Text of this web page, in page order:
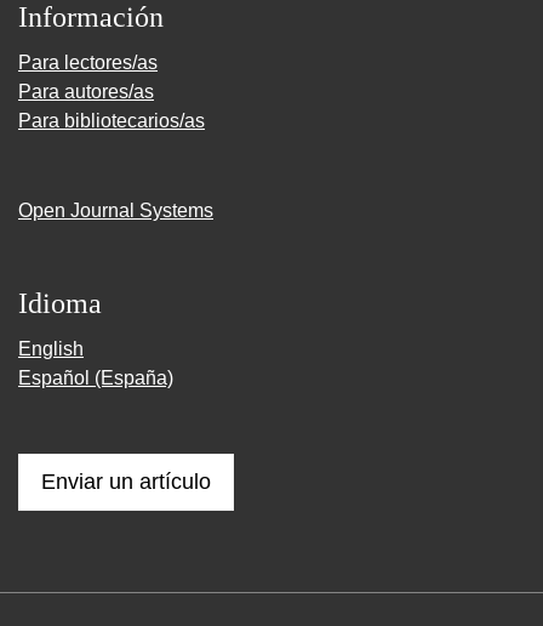
Información
Para lectores/as
Para autores/as
Para bibliotecarios/as
Open Journal Systems
Idioma
English
Español (España)
Enviar un artículo